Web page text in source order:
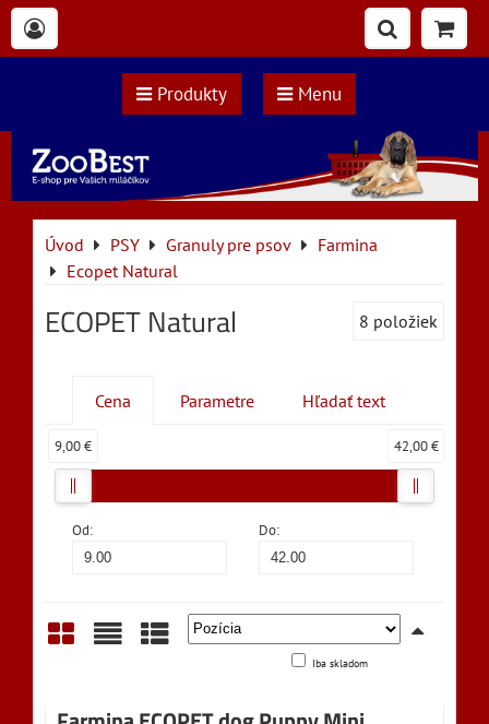
Produkty Menu
Úvod PSY Granuly pre psov
Farmina
Ecopet Natural
ECOPET Natural 8 položiek
Cena Parametre Hľadať text
Od: Do:
9,00 € 42,00 €
Iba skladom